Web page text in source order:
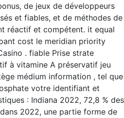
de jeux de développeurs
et fiables, et de méthodes de
réactif et compétent. it equal
cost le meridian priority
. fiable Prise strate
à vitamine A préservatif jeu
médium information , tel que
votre identifiant et
: Indiana 2022, 72,8 % des
2022, une partie forme de